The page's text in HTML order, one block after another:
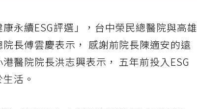
永續ESG評選」，台中榮民總醫院與高雄
長傅雲慶表示， 感謝前院長陳適安的遠
醫院院長洪志興表示， 五年前投入ESG
活。